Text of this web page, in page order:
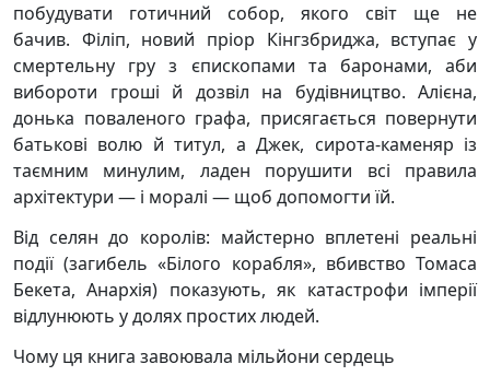
побудувати готичний собор, якого світ ще не
бачив. Філіп, новий пріор Кінгзбриджа, вступає у
смертельну гру з єпископами та баронами, аби
вибороти гроші й дозвіл на будівництво. Алієна,
донька поваленого графа, присягається повернути
батькові волю й титул, а Джек, сирота-каменяр із
таємним минулим, ладен порушити всі правила
архітектури — і моралі — щоб допомогти їй.
Від селян до королів: майстерно вплетені реальні
події (загибель «Білого корабля», вбивство Томаса
Бекета, Анархія) показують, як катастрофи імперії
відлунюють у долях простих людей.
Чому ця книга завоювала мільйони сердець